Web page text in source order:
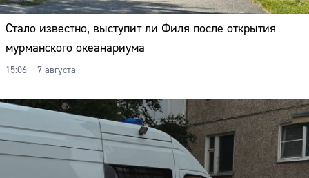
Стало известно, выступит ли Филя после открытия
мурманского океанариума
15:06 – 7 августа